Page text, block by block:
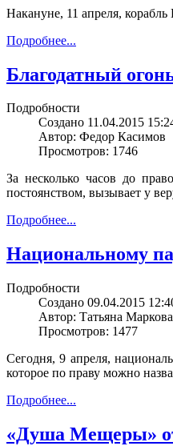
Накануне, 11 апреля,
Подробнее...
Благодатный
Подробности
Создано 11.04.2015
Автор: Федор Касимов
Просмотров: 1746
За несколько часов до
постоянством, вызывает у
Подробнее...
Национальному
Подробности
Создано 09.04.2015
Автор: Татьяна Маркова
Просмотров: 1477
Сегодня, 9 апреля,
которое по праву можно
Подробнее...
«Душа Мещеры»